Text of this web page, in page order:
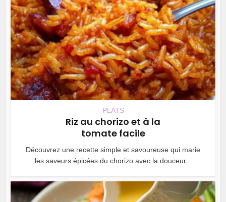
PLATS
Riz au chorizo et à la
tomate facile
Découvrez une recette simple et savoureuse qui marie
les saveurs épicées du chorizo avec la douceur...